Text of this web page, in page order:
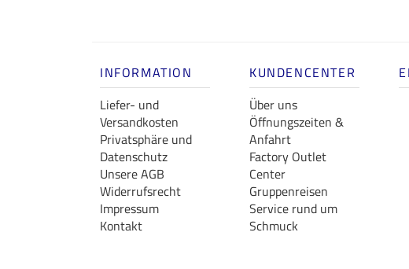
INFORMATION
Liefer- und
Versandkosten
Privatsphäre und
Datenschutz
Unsere AGB
Widerrufsrecht
Impressum
Kontakt
KUNDENCENTER
Über uns
Öffnungszeiten &
Anfahrt
Factory Outlet
Center
Gruppenreisen
Service rund um
Schmuck